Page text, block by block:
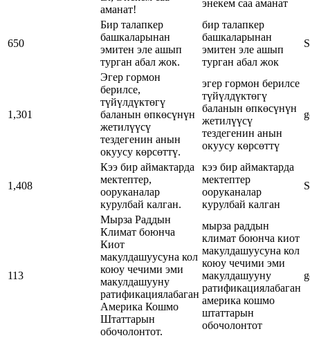
аманат!
энекем саа аманат
650
Бир талапкер
башкаларынан
эмитен эле ашып
турган абал жок.
бир талапкер
башкаларынан
эмитен эле ашып
турган абал жок
1,301
Эгер гормон
берилсе,
түйүлдүктөгү
баланын өпкөсүнүн
жетилүүсү
тездегенин анын
окуусу көрсөттү.
эгер гормон берилсе
түйүлдүктөгү
баланын өпкөсүнүн
жетилүүсү
тездегенин анын
окуусу көрсөттү
1,408
Кээ бир аймактарда
мектептер,
ооруканалар
курулбай калган.
кээ бир аймактарда
мектептер
ооруканалар
курулбай калган
113
Мырза Раддын
Климат боюнча
Киот
макулдашуусуна кол
коюу чечими эми
макулдашууну
ратификациялабаган
Америка Кошмо
Штаттарын
обочолонтот.
мырза раддын
климат боюнча киот
макулдашуусуна кол
коюу чечими эми
макулдашууну
ратификациялабаган
америка кошмо
штаттарын
обочолонтот